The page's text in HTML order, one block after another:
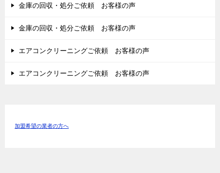
金庫の回収・処分ご依頼 お客様の声
金庫の回収・処分ご依頼 お客様の声
エアコンクリーニングご依頼 お客様の声
エアコンクリーニングご依頼 お客様の声
加盟希望の業者の方へ